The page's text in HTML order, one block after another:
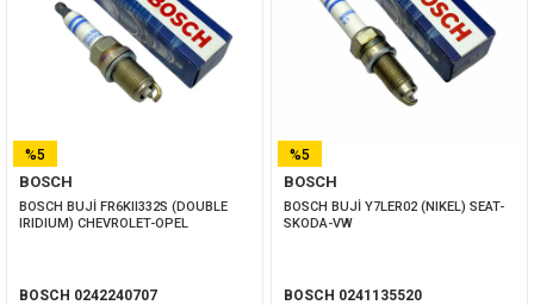
BOSCH
BOSCH BUJİ FR6KII332S (DOUBLE
IRIDIUM) CHEVROLET-OPEL
BOSCH 0242240707
%5
İNDIRIM
BOSCH
BOSCH BUJİ Y7LER02 (NIKEL) SEAT-
SKODA-VW
BOSCH 0241135520
%5
İNDIRIM